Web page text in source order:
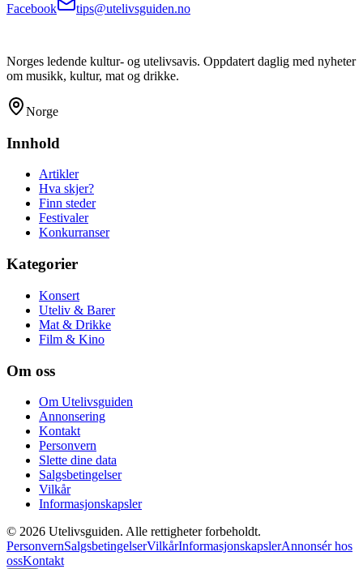
Facebook tips@utelivsguiden.no
Norges ledende kultur- og utelivsavis. Oppdatert daglig med nyheter
om musikk, kultur, mat og drikke.
Norge
Innhold
Artikler
Hva skjer?
Finn steder
Festivaler
Konkurranser
Kategorier
Konsert
Uteliv & Barer
Mat & Drikke
Film & Kino
Om oss
Om Utelivsguiden
Annonsering
Kontakt
Personvern
Slette dine data
Salgsbetingelser
Vilkår
Informasjonskapsler
© 2026 Utelivsguiden. Alle rettigheter forbeholdt.
PersonvernSalgsbetingelserVilkårInformasjonskapslerAnnonsér hos
ossKontakt